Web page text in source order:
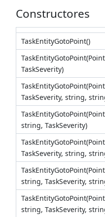
Constructores
TaskEntityGotoPoint()
TaskSeverity)
TaskSeverity, string,
string, TaskSeverity)
TaskSeverity, string,
string, TaskSeverity,
string, TaskSeverity,